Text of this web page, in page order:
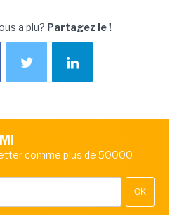
a plu? Partagez le !
comme plus de 50000
OK